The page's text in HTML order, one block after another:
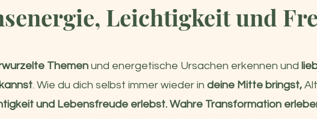
Leichtigkeit und
Themenund energetische Ursachen erkennen und
. Wie du dich selbst immer wieder in deine Mitte bringst,
und Lebensfreude erlebst. Wahre Transformation